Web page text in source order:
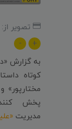
تصویر از: iranfilmport.com
+
-
به گزارش
کوتاه
پخش
مدیریت